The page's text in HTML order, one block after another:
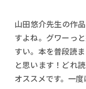
山田悠介先生の作
すよね。グワーっ
すい。本を普段読
と思います！どれ
オススメです。一度